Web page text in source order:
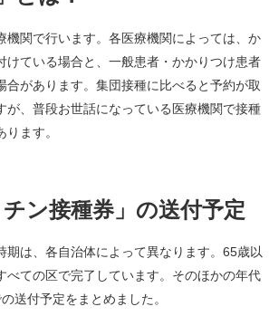
機関で行います。各医療機関によっては、か
けている場合と、一般患者・かかりつけ患者
合があります。集団接種に比べると予約が取
が、普段お世話になっている医療機関で接種
ます。
ン接種券」の送付予定
期は、各自治体によって異なります。65歳以
べての区で完了しています。そのほかの年代
送付予定をまとめました。